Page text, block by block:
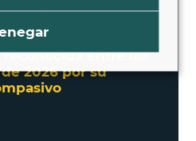
una España con
en cada comunidad
reconocida entre las
2026 por su